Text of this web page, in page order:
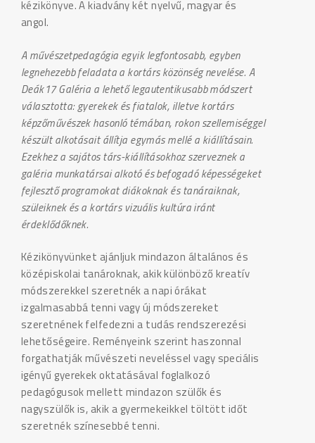
kézikönyve. A kiadvány két nyelvű, magyar és
angol.
A művészetpedagógia egyik legfontosabb, egyben
legnehezebb feladata a kortárs közönség nevelése. A
Deák17 Galéria a lehető legautentikusabb módszert
választotta: gyerekek és fiatalok, illetve kortárs
képzőművészek hasonló témában, rokon szellemiséggel
készült alkotásait állítja egymás mellé a kiállításain.
Ezekhez a sajátos társ-kiállításokhoz szerveznek a
galéria munkatársai alkotó és befogadó képességeket
fejlesztő programokat diákoknak és tanáraiknak,
szüleiknek és a kortárs vizuális kultúra iránt
érdeklődőknek.
Kézikönyvünket ajánljuk mindazon általános és
középiskolai tanároknak, akik különböző kreatív
módszerekkel szeretnék a napi órákat
izgalmasabbá tenni vagy új módszereket
szeretnének felfedezni a tudás rendszerezési
lehetőségeire. Reményeink szerint haszonnal
forgathatják művészeti neveléssel vagy speciális
igényű gyerekek oktatásával foglalkozó
pedagógusok mellett mindazon szülők és
nagyszülők is, akik a gyermekeikkel töltött időt
szeretnék színesebbé tenni.